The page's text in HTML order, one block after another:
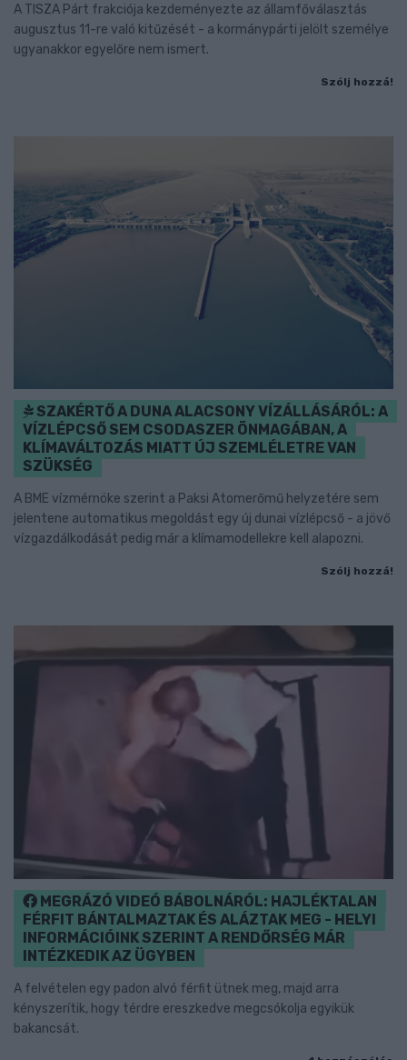
A TISZA Párt frakciója kezdeményezte az államfőválasztás
augusztus 11-re való kitűzését - a kormánypárti jelölt személye
ugyanakkor egyelőre nem ismert.
Szólj hozzá!
SZAKÉRTŐ A DUNA ALACSONY VÍZÁLLÁSÁRÓL: A
VÍZLÉPCSŐ SEM CSODASZER ÖNMAGÁBAN, A
KLÍMAVÁLTOZÁS MIATT ÚJ SZEMLÉLETRE VAN
SZÜKSÉG
A BME vízmérnöke szerint a Paksi Atomerőmű helyzetére sem
jelentene automatikus megoldást egy új dunai vízlépcső - a jövő
vízgazdálkodását pedig már a klímamodellekre kell alapozni.
Szólj hozzá!
MEGRÁZÓ VIDEÓ BÁBOLNÁRÓL: HAJLÉKTALAN
FÉRFIT BÁNTALMAZTAK ÉS ALÁZTAK MEG - HELYI
INFORMÁCIÓINK SZERINT A RENDŐRSÉG MÁR
INTÉZKEDIK AZ ÜGYBEN
A felvételen egy padon alvó férfit ütnek meg, majd arra
kényszerítik, hogy térdre ereszkedve megcsókolja egyikük
bakancsát.